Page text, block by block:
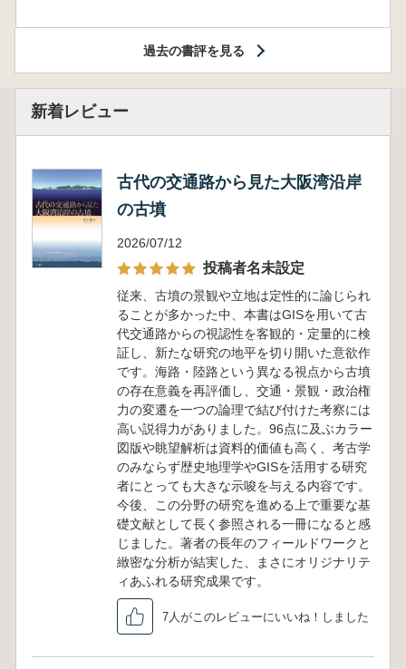
過去の書評を見る
新着レビュー
古代の交通路から見た大阪湾沿岸
の古墳
2026/07/12
投稿者名未設定
従来、古墳の景観や立地は定性的に論じられ
ることが多かった中、本書はGISを用いて古
代交通路からの視認性を客観的・定量的に検
証し、新たな研究の地平を切り開いた意欲作
です。海路・陸路という異なる視点から古墳
の存在意義を再評価し、交通・景観・政治権
力の変遷を一つの論理で結び付けた考察には
高い説得力がありました。96点に及ぶカラー
図版や眺望解析は資料的価値も高く、考古学
のみならず歴史地理学やGISを活用する研究
者にとっても大きな示唆を与える内容です。
今後、この分野の研究を進める上で重要な基
礎文献として長く参照される一冊になると感
じました。著者の長年のフィールドワークと
緻密な分析が結実した、まさにオリジナリテ
ィあふれる研究成果です。
7人がこのレビューにいいね！しました